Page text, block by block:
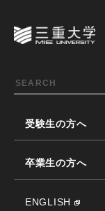
受験生の方へ
卒業生の方へ
ENGLISH